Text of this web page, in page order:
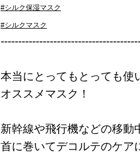
#シルク保湿マスク
#シルクマスク
本当にとってもとっても使
オススメマスク！
新幹線や飛行機などの移動
首に巻いてデコルテのケア